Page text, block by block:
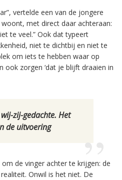
vertelde een van de jongere
met direct daar achteraan:
te veel.” Ook dat typeert
niet te dichtbij en niet te
om iets te hebben waar op
ook zorgen ‘dat je blijft draaien in
zij-gedachte. Het
de uitvoering
de vinger achter te krijgen: de
Onwil is het niet. De